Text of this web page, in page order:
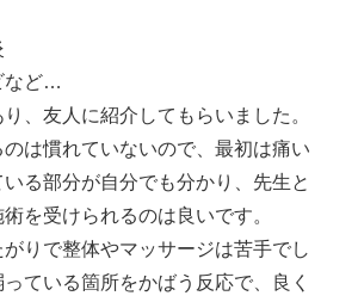
など…
、友人に紹介してもらいました。
は慣れていないので、最初は痛い
る部分が自分でも分かり、先生と
を受けられるのは良いです。
がりで整体やマッサージは苦手でし
っている箇所をかばう反応で、良く